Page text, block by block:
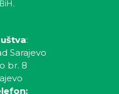
:
Sarajevo
br. 8